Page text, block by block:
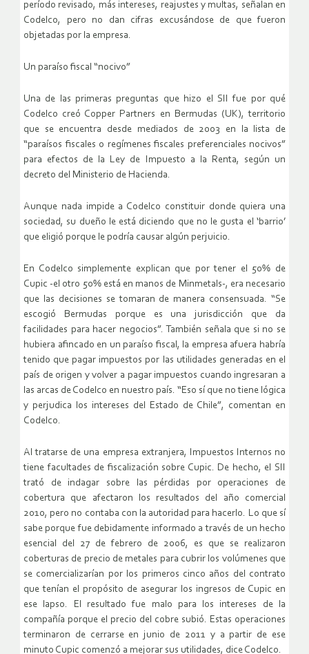
período revisado, más intereses, reajustes y multas, señalan en
Codelco, pero no dan cifras excusándose de que fueron
objetadas por la empresa.
Un paraíso fiscal “nocivo”
Una de las primeras preguntas que hizo el SII fue por qué
Codelco creó Copper Partners en Bermudas (UK), territorio
que se encuentra desde mediados de 2003 en la lista de
“paraísos fiscales o regímenes fiscales preferenciales nocivos”
para efectos de la Ley de Impuesto a la Renta, según un
decreto del Ministerio de Hacienda.
Aunque nada impide a Codelco constituir donde quiera una
sociedad, su dueño le está diciendo que no le gusta el ‘barrio’
que eligió porque le podría causar algún perjuicio.
En Codelco simplemente explican que por tener el 50% de
Cupic -el otro 50% está en manos de Minmetals-, era necesario
que las decisiones se tomaran de manera consensuada. “Se
escogió Bermudas porque es una jurisdicción que da
facilidades para hacer negocios”. También señala que si no se
hubiera afincado en un paraíso fiscal, la empresa afuera habría
tenido que pagar impuestos por las utilidades generadas en el
país de origen y volver a pagar impuestos cuando ingresaran a
las arcas de Codelco en nuestro país. “Eso sí que no tiene lógica
y perjudica los intereses del Estado de Chile”, comentan en
Codelco.
Al tratarse de una empresa extranjera, Impuestos Internos no
tiene facultades de fiscalización sobre Cupic. De hecho, el SII
trató de indagar sobre las pérdidas por operaciones de
cobertura que afectaron los resultados del año comercial
2010, pero no contaba con la autoridad para hacerlo. Lo que sí
sabe porque fue debidamente informado a través de un hecho
esencial del 27 de febrero de 2006, es que se realizaron
coberturas de precio de metales para cubrir los volúmenes que
se comercializarían por los primeros cinco años del contrato
que tenían el propósito de asegurar los ingresos de Cupic en
ese lapso. El resultado fue malo para los intereses de la
compañía porque el precio del cobre subió. Estas operaciones
terminaron de cerrarse en junio de 2011 y a partir de ese
minuto Cupic comenzó a mejorar sus utilidades, dice Codelco.